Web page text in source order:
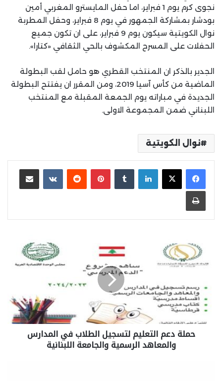
نجوى كرم يوم 1 فبراير، اما حفل المايسترو المغربي أمين
بودشار بمشاركة الجمهور في يوم 8 فبراير، وحفل المطربة
نوال الكويتية سيكون يوم 9 فبراير، على ان تكون جميع
الحفلات على المسرح المكشوف بالحي الثقافي «كتارا».
الجدير بالذكر ان المنتخب القطري هو حامل لقب البطولة
الماضية من كأس آسيا 2019، ومن المقرر ان يفتتح البطولة
الجديدة في مباراته يوم الجمعة المقبلة مع المنتخب
اللبناني ضمن المجموعة الاولى.
نوال الكويتية
لينكدإن بينتيريست مشاركة عبر البريد
طباعة
حملة دعم التعليم لتسجيل الطلاب في المدارس
والمعاهد الرسمية والجامعة اللبنانية